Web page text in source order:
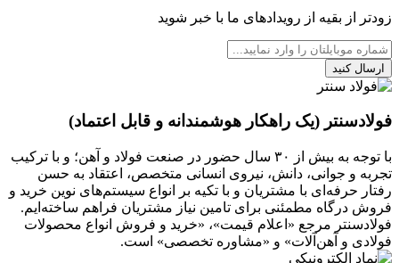
زودتر از بقیه از رویدادهای ما با خبر شوید
ارسال کنید
فولادسنتر (یک راهکار هوشمندانه و قابل اعتماد)
با توجه به بیش از ۳۰ سال حضور در صنعت فولاد و آهن؛ و با ترکیب
تجربه و جوانی، دانش، نیروی انسانی متخصص، اعتقاد به حسن
رفتار حرفه‌ای با مشتریان و با تکیه بر انواع سیستم‌های نوین خرید و
فروش درگاه مطمئنی برای تامین نیاز مشتریان فراهم ساخته‌ایم.
فولادسنتر مرجع «اعلام قیمت»، «خرید و فروش انواع محصولات
فولادی و آهن‌آلات» و «مشاوره تخصصی» است.